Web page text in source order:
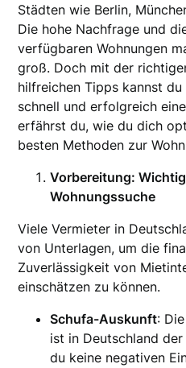
Städten wie Berlin,
Die hohe Nachfrage und
verfügbaren Wohnungen
groß. Doch mit der
hilfreichen Tipps kannst
schnell und erfolgreich
erfährst du, wie du dich
besten Methoden zur
Vorbereitung:
Wohnungssuche
Viele Vermieter in
von Unterlagen, um die
Zuverlässigkeit von
einschätzen zu können.
Schufa-Auskunft:
ist in Deutschland
du keine negativen